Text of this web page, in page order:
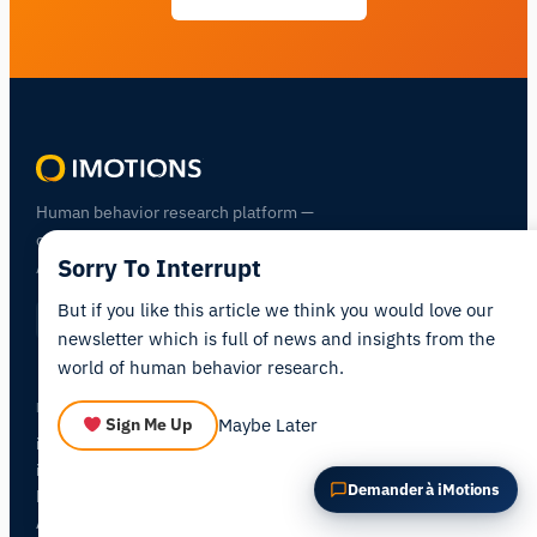
Human behavior research platform —
combining biosensors, eye tracking, and
AI in one integrated environment.
PRODUCTS
iMotions Lab
iMotions Online
Hardware
All Modules
Demander à iMotions
POSER UNE QUESTION SUR CET ARTICLE
Comment pourrais-je appliquer cela ?
Sorry To Interrupt
But if you like this article we think you would love our
newsletter which is full of news and insights from the
world of human behavior research.
Sign Me Up Maybe Later